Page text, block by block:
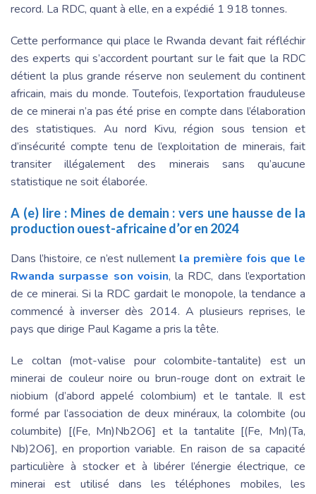
record. La RDC, quant à elle, en a expédié 1 918 tonnes.
Cette performance qui place le Rwanda devant fait réfléchir
des experts qui s’accordent pourtant sur le fait que la RDC
détient la plus grande réserve non seulement du continent
africain, mais du monde. Toutefois, l’exportation frauduleuse
de ce minerai n’a pas été prise en compte dans l’élaboration
des statistiques. Au nord Kivu, région sous tension et
d’insécurité compte tenu de l’exploitation de minerais, fait
transiter illégalement des minerais sans qu’aucune
statistique ne soit élaborée.
A (e) lire : Mines de demain : vers une hausse de la
production ouest-africaine d’or en 2024
Dans l’histoire, ce n’est nullement la première fois que le
Rwanda surpasse son voisin, la RDC, dans l’exportation
de ce minerai. Si la RDC gardait le monopole, la tendance a
commencé à inverser dès 2014. A plusieurs reprises, le
pays que dirige Paul Kagame a pris la tête.
Le coltan (mot-valise pour colombite-tantalite) est un
minerai de couleur noire ou brun-rouge dont on extrait le
niobium (d’abord appelé colombium) et le tantale. Il est
formé par l’association de deux minéraux, la colombite (ou
columbite) [(Fe, Mn)Nb2O6] et la tantalite [(Fe, Mn)(Ta,
Nb)2O6], en proportion variable. En raison de sa capacité
particulière à stocker et à libérer l’énergie électrique, ce
minerai est utilisé dans les téléphones mobiles, les